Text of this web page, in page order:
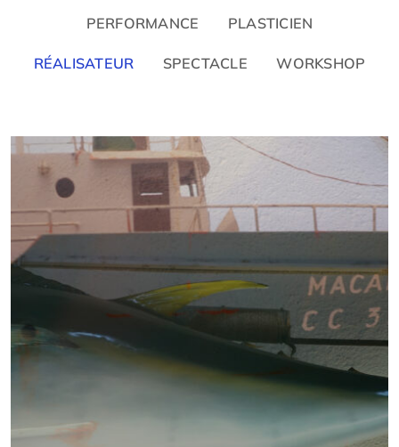
PERFORMANCE PLASTICIEN
RÉALISATEUR SPECTACLE WORKSHOP